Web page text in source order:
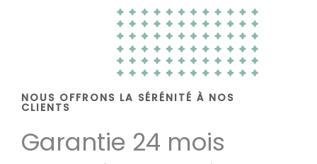
NOUS OFFRONS LA SÉRÉNITÉ À NOS
CLIENTS
Garantie 24 mois